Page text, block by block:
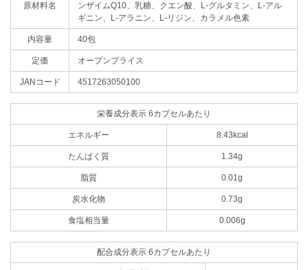
原材料名
ンザイムQ10、乳糖、クエン酸、L-グルタミン、L-アル
ギニン、L-アラニン、L-リジン、カラメル色素
内容量 40包
定価 オープンプライス
JANコード 4517263050100
栄養成分表示 6カプセルあたり
エネルギー 8.43kcal
たんぱく質 1.34g
脂質 0.01g
炭水化物 0.73g
食塩相当量 0.006g
配合成分表示 6カプセルあたり